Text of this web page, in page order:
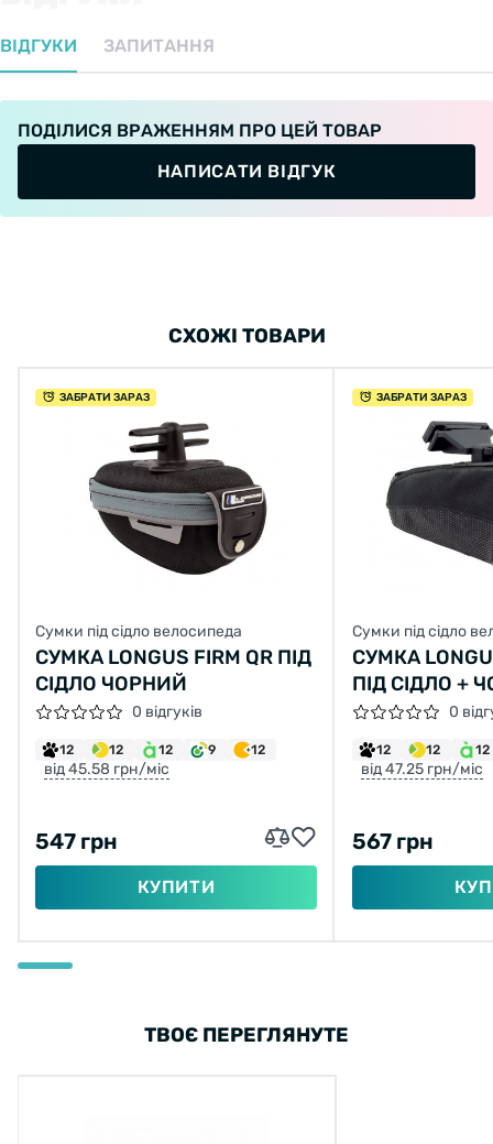
ВІДГУКИ ЗАПИТАННЯ
ПОДІЛИСЯ ВРАЖЕННЯМ ПРО ЦЕЙ ТОВАР
НАПИСАТИ ВІДГУК
СХОЖІ ТОВАРИ
ЗАБРАТИ ЗАРАЗ
Сумки під сідло велосипеда
СУМКА LONGUS FIRM QR ПІД
СІДЛО ЧОРНИЙ
0 відгуків
12 12 12 9 12
від 45.58 грн/міс
547 грн
КУПИТИ
ЗАБРАТИ ЗАРАЗ
Сумки під сідло
СУМКА
ПІД СІДЛО +
0
12 12 12
від 47.25 грн/міс
567 грн
ТВОЄ ПЕРЕГЛЯНУТЕ